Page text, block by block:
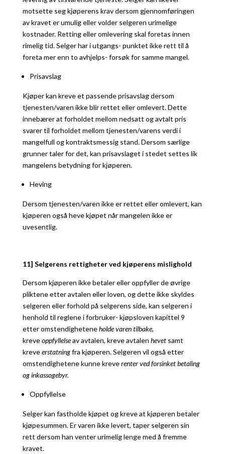
motsette seg kjøperens krav dersom gjennomføringen
av kravet er umulig eller volder selgeren urimelige
kostnader. Retting eller omlevering skal foretas innen
rimelig tid. Selger har i utgangs- punktet ikke rett til å
foreta mer enn to avhjelps- forsøk for samme mangel.
Prisavslag
Kjøper kan kreve et passende prisavslag dersom
tjenesten/varen ikke blir rettet eller omlevert. Dette
innebærer at forholdet mellom nedsatt og avtalt pris
svarer til forholdet mellom tjenesten/varens verdi i
mangelfull og kontraktsmessig stand. Dersom særlige
grunner taler for det, kan prisavslaget i stedet settes lik
mangelens betydning for kjøperen.
Heving
Dersom tjenesten/varen ikke er rettet eller omlevert, kan
kjøperen også heve kjøpet når mangelen ikke er
uvesentlig.
11] Selgerens rettigheter ved kjøperens mislighold
Dersom kjøperen ikke betaler eller oppfyller de øvrige
pliktene etter avtalen eller loven, og dette ikke skyldes
selgeren eller forhold på selgerens side, kan selgeren i
henhold til reglene i forbruker- kjøpsloven kapittel 9
etter omstendigheteneholde varen tilbake,
kreveoppfyllelseav avtalen, kreve avtalen hevet samt
kreveerstatningfra kjøperen. Selgeren vil også etter
omstendighetene kunne kreverenter ved forsinket betaling
og inkassogebyr.
Oppfyllelse
Selger kan fastholde kjøpet og kreve at kjøperen betaler
kjøpesummen. Er varen ikke levert, taper selgeren sin
rett dersom han venter urimelig lenge med å fremme
kravet.